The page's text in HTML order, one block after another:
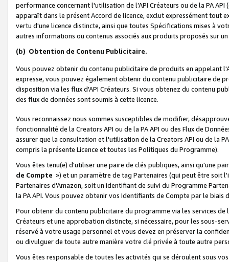
performance concernant l'utilisation de l’API Créateurs ou de la PA
apparaît dans le présent Accord de licence, exclut expressément tout
vertu d'une licence distincte, ainsi que toutes Spécifications mises à
autres informations ou contenus associés aux produits proposés sur
(b) Obtention de Contenu Publicitaire.
Vous pouvez obtenir du contenu publicitaire de produits en appelant
expresse, vous pouvez également obtenir du contenu publicitaire de
disposition via les flux d'API Créateurs. Si vous obtenez du contenu
des flux de données sont soumis à cette licence.
Vous reconnaissez nous sommes susceptibles de modifier,
fonctionnalité de la Creators API ou de la PA API ou des Flux de
assurer que la consultation et l'utilisation de la Creators API ou de la
compris la présente Licence et toutes les Politiques du Programme).
Vous êtes tenu(e) d'utiliser une paire de clés publiques, ainsi qu'une
de Compte ») et un paramètre de tag Partenaires (qui peut être soit
Partenaires d'Amazon, soit un identifiant de suivi du Programme
la PA API. Vous pouvez obtenir vos Identifiants de Compte par le biais
Pour obtenir du contenu publicitaire du programme via les services
Créateurs et une approbation distincte, si nécessaire, pour les sous-
réservé à votre usage personnel et vous devez en préserver la
ou divulguer de toute autre manière votre clé privée à toute autre
Vous êtes responsable de toutes les activités qui se déroulent sous